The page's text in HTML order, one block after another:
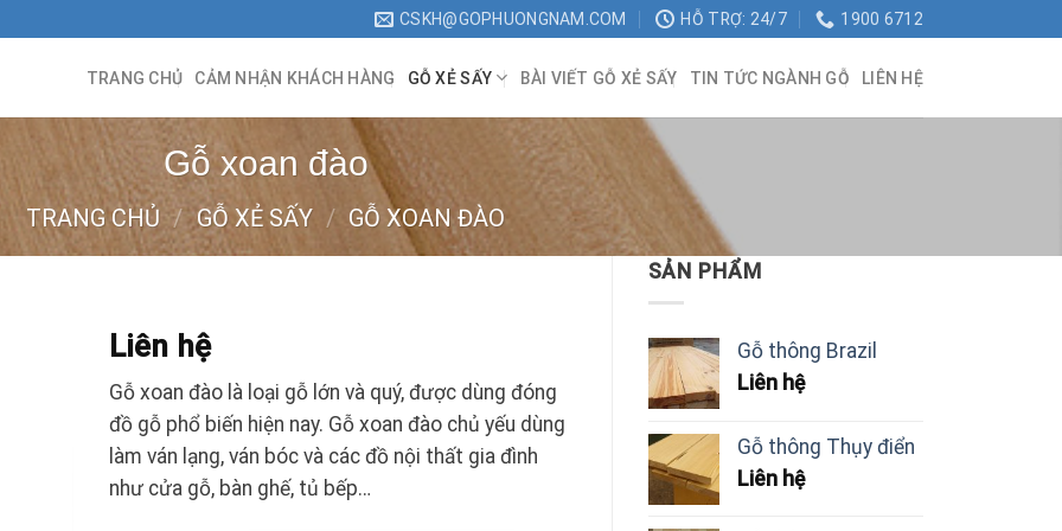
CSKH@GOPHUONGNAM.COM HỖ TRỢ: 24/7 1900 6712
TRANG CHỦ CẢM NHẬN KHÁCH HÀNG GỖ XẺ SẤY BÀI VIẾT GỖ XẺ SẤY TIN TỨC NGÀNH GỖ LIÊN HỆ
Gỗ xoan đào
TRANG CHỦ / GỖ XẺ SẤY / GỖ XOAN ĐÀO
SẢN PHẨM
Gỗ thông Brazil
Liên hệ
Gỗ thông Thụy điển
Liên hệ
Liên hệ
Gỗ xoan đào là loại gỗ lớn và quý, được dùng đóng
đồ gỗ phổ biến hiện nay. Gỗ xoan đào chủ yếu dùng
làm ván lạng, ván bóc và các đồ nội thất gia đình
như cửa gỗ, bàn ghế, tủ bếp…